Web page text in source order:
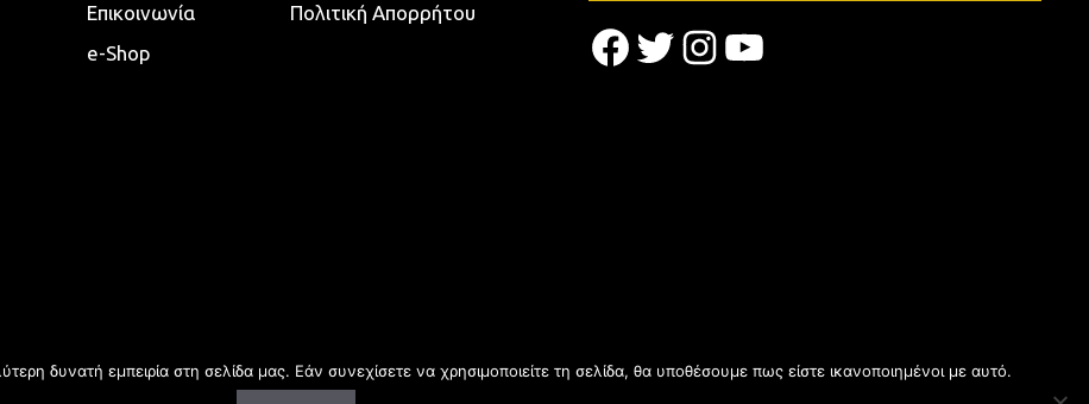
Επικοινωνία
Πολιτική Απορρήτου
e-Shop
Facebook
TwitterInstagram
YouTube
δυνατή εμπειρία στη σελίδα μας. Εάν συνεχίσετε να χρησιμοποιείτε τη σελίδα, θα υποθέσουμε πως είστε ικανοποιημένοι με αυτό.